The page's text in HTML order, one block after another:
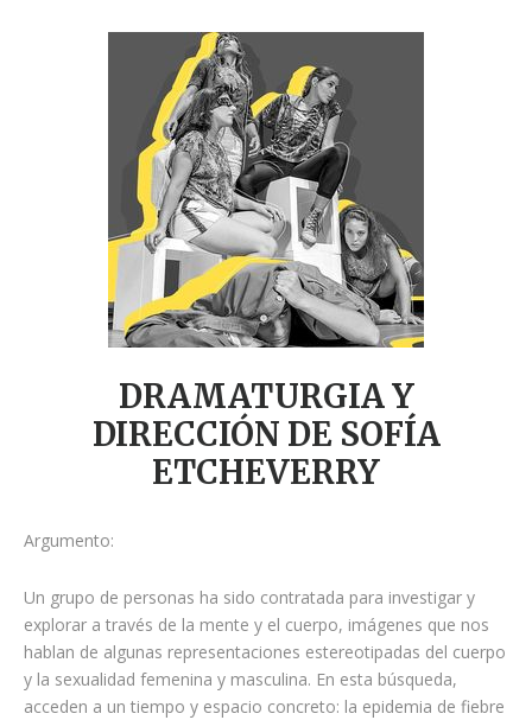
DRAMATURGIA Y
DIRECCIÓN DE SOFÍA
ETCHEVERRY
Argumento:
Un grupo de personas ha sido contratada para investigar y
explorar a través de la mente y el cuerpo, imágenes que nos
hablan de algunas representaciones estereotipadas del cuerpo
y la sexualidad femenina y masculina. En esta búsqueda,
acceden a un tiempo y espacio concreto: la epidemia de fiebre